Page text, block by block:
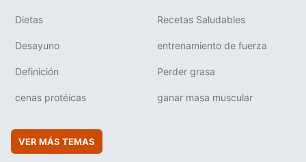
Dietas Recetas Saludables
Desayuno entrenamiento de fuerza
Definición Perder grasa
cenas protéicas ganar masa muscular
VER MÁS TEMAS